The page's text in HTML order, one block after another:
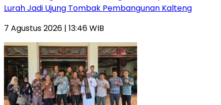
Lurah Jadi Ujung Tombak Pembangunan Kalteng
7 Agustus 2026 | 13:46 WIB